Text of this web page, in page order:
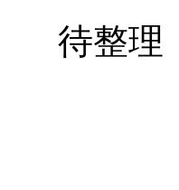
待整理